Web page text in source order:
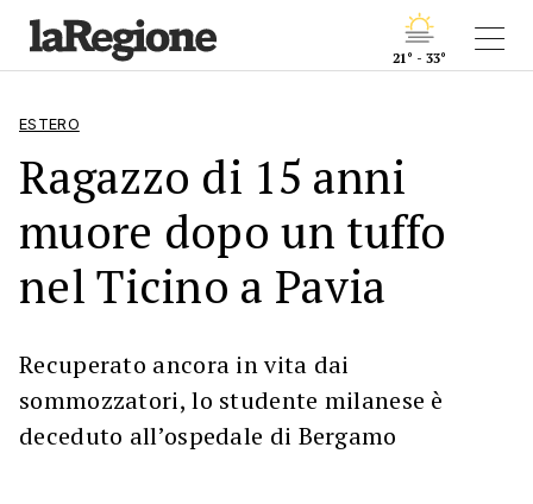
21° - 33°
ESTERO
Ragazzo di 15 anni
muore dopo un tuffo
nel Ticino a Pavia
Recuperato ancora in vita dai
sommozzatori, lo studente milanese è
deceduto all’ospedale di Bergamo